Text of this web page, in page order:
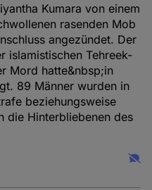
Kumara von einem
rasenden Mob
angezündet. Der
islamistischen Tehreek-
Mord hatte&nbsp;in
89 Männer wurden in
beziehungsweise
die Hinterbliebenen des